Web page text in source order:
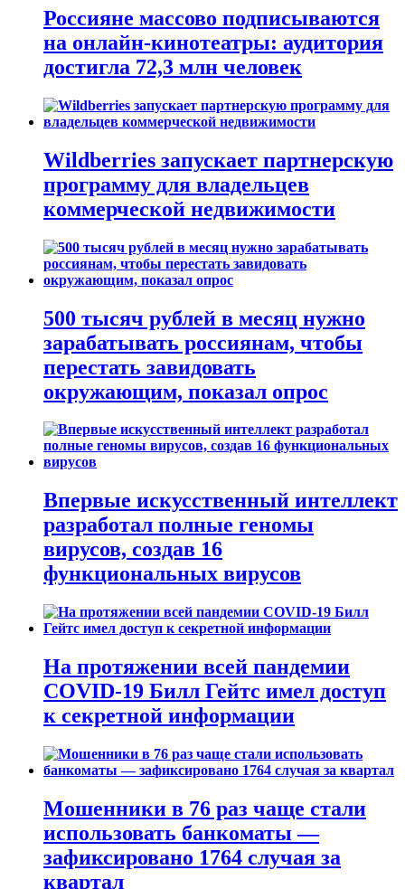
Россияне массово подписываются
на онлайн-кинотеатры: аудитория
достигла 72,3 млн человек
Wildberries запускает партнерскую
программу для владельцев
коммерческой недвижимости
500 тысяч рублей в месяц нужно
зарабатывать россиянам, чтобы
перестать завидовать
окружающим, показал опрос
Впервые искусственный интеллект
разработал полные геномы
вирусов, создав 16
функциональных вирусов
На протяжении всей пандемии
COVID-19 Билл Гейтс имел доступ
к секретной информации
Мошенники в 76 раз чаще стали
использовать банкоматы —
зафиксировано 1764 случая за
квартал